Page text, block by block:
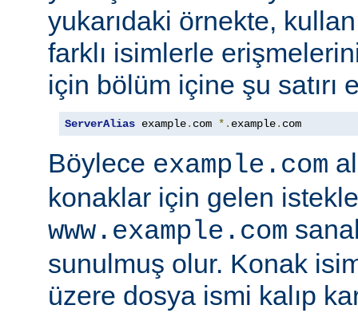
yukarıdaki örnekte,
farklı isimlerle
için bölüm içine şu satırı
ServerAlias example. com *. example. com
Böylece example.com
konaklar için gelen
www.example.com
sunulmuş olur. Konak
üzere dosya ismi kalıp